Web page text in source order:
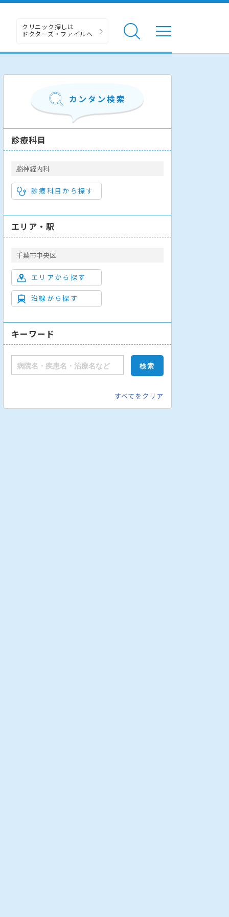
クリニック探しは
ドクターズ・ファイルへ
診療科目
脳神経内科
診療科目から探す
エリア・駅
千葉市中央区
エリアから探す
沿線から探す
キーワード
すべてをクリア